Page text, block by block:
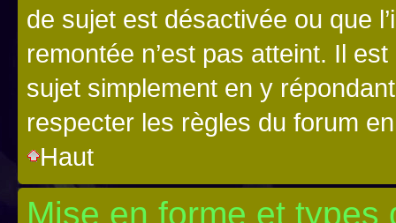
de sujet est désactivée ou que
remontée n’est pas atteint. Il
sujet simplement en y
respecter les règles du forum
Haut
Mise en forme et types